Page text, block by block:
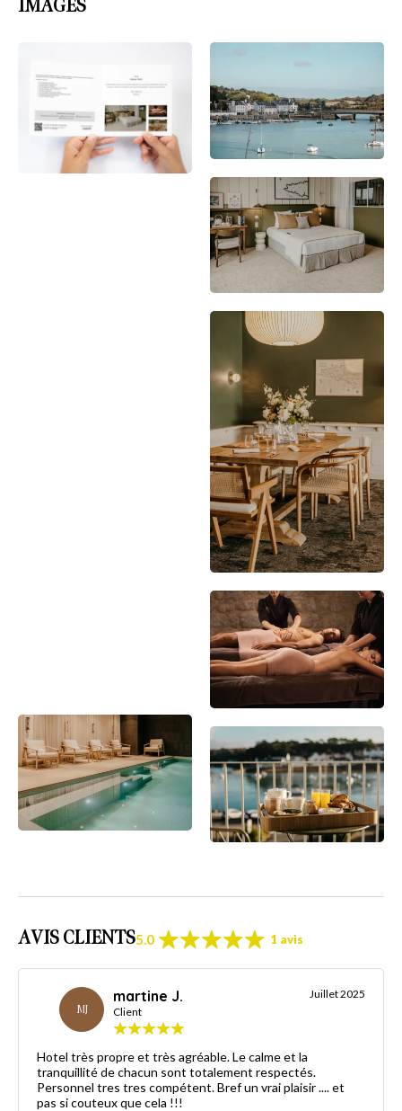
IMAGES
AVIS CLIENTS5.0 1 avis
MJ
martine J.
Client
Juillet 2025
Hotel très propre et très agréable. Le calme et la
tranquillité de chacun sont totalement respectés.
Personnel tres tres compétent. Bref un vrai plaisir .... et
pas si couteux que cela !!!